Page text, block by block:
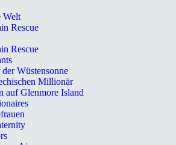
Welt
Rescue
Rescue
Wüstensonne
Millionär
auf Glenmore Island